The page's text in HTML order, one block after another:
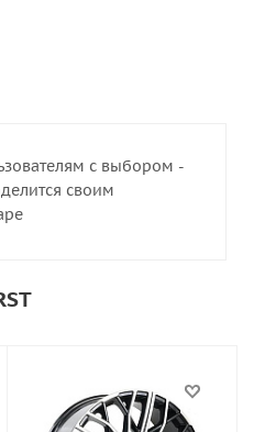
с выбором -
своим